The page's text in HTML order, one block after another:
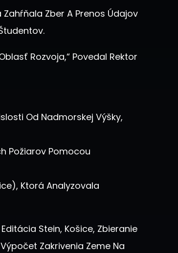
Zber A Prenos Údajov
Rozvoja,“ Povedal Rektor
Od Nadmorskej Výšky,
Požiarov Pomocou
Ktorá Analyzovala
Stein, Košice, Zbieranie
Zakrivenia Zeme Na